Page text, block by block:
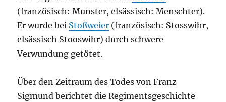
(französisch: Munster, elsässisch: Menschter).
Er wurde bei Stoßweier (französisch: Stosswihr,
elsässisch Stooswihr) durch schwere
Verwundung getötet.
Über den Zeitraum des Todes von Franz
Sigmund berichtet die Regimentsgeschichte